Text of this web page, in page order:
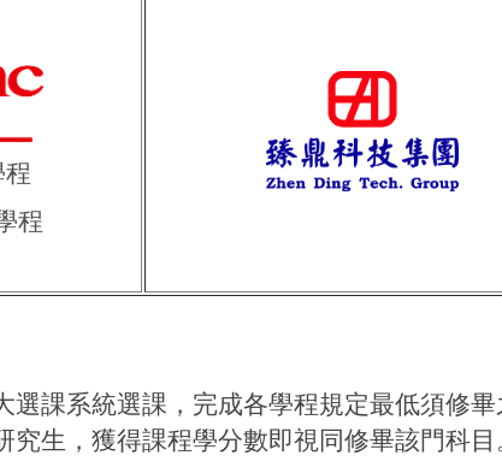
程
程
選課系統選課，完成各學程規定最低須修
究生，獲得課程學分數即視同修畢該門科目